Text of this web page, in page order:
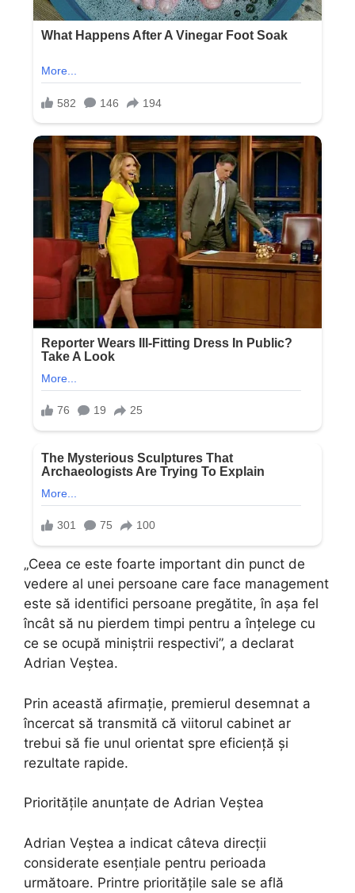
„Ceea ce este foarte important din punct de
vedere al unei persoane care face management
este să identifici persoane pregătite, în așa fel
încât să nu pierdem timpi pentru a înțelege cu
ce se ocupă miniștrii respectivi”, a declarat
Adrian Veștea.
Prin această afirmație, premierul desemnat a
încercat să transmită că viitorul cabinet ar
trebui să fie unul orientat spre eficiență și
rezultate rapide.
Prioritățile anunțate de Adrian Veștea
Adrian Veștea a indicat câteva direcții
considerate esențiale pentru perioada
următoare. Printre prioritățile sale se află